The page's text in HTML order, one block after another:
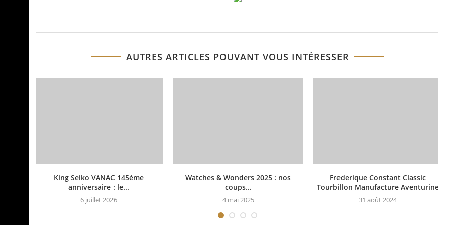
AUTRES ARTICLES POUVANT VOUS INTÉRESSER
King Seiko VANAC 145ème
anniversaire : le...
6 juillet 2026
Watches & Wonders 2025 : nos
coups...
4 mai 2025
Frederique Constant Classic
Tourbillon Manufacture Aventurine
31 août 2024